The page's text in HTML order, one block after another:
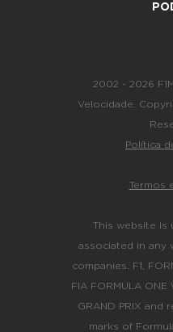
2002 - 2026
Velocidade.
Política
Termos
This website is
associated in any
companies. F1,
FIA FORMULA ONE
GRAND PRIX and
marks of